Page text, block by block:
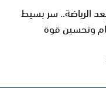
الرياضة.. سر بسيط
وتحسين قوة